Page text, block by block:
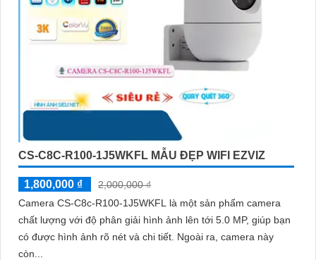
CS-C8C-R100-1J5WKFL MẪU ĐẸP WIFI EZVIZ
1,800,000 ₫
2,000,000 ₫
Camera CS-C8c-R100-1J5WKFL là một sản phẩm camera
chất lượng với độ phân giải hình ảnh lên tới 5.0 MP, giúp bạn
có được hình ảnh rõ nét và chi tiết. Ngoài ra, camera này
còn...